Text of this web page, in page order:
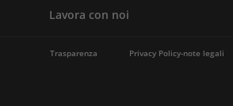
Lavora con noi
Trasparenza Privacy Policy-note legali